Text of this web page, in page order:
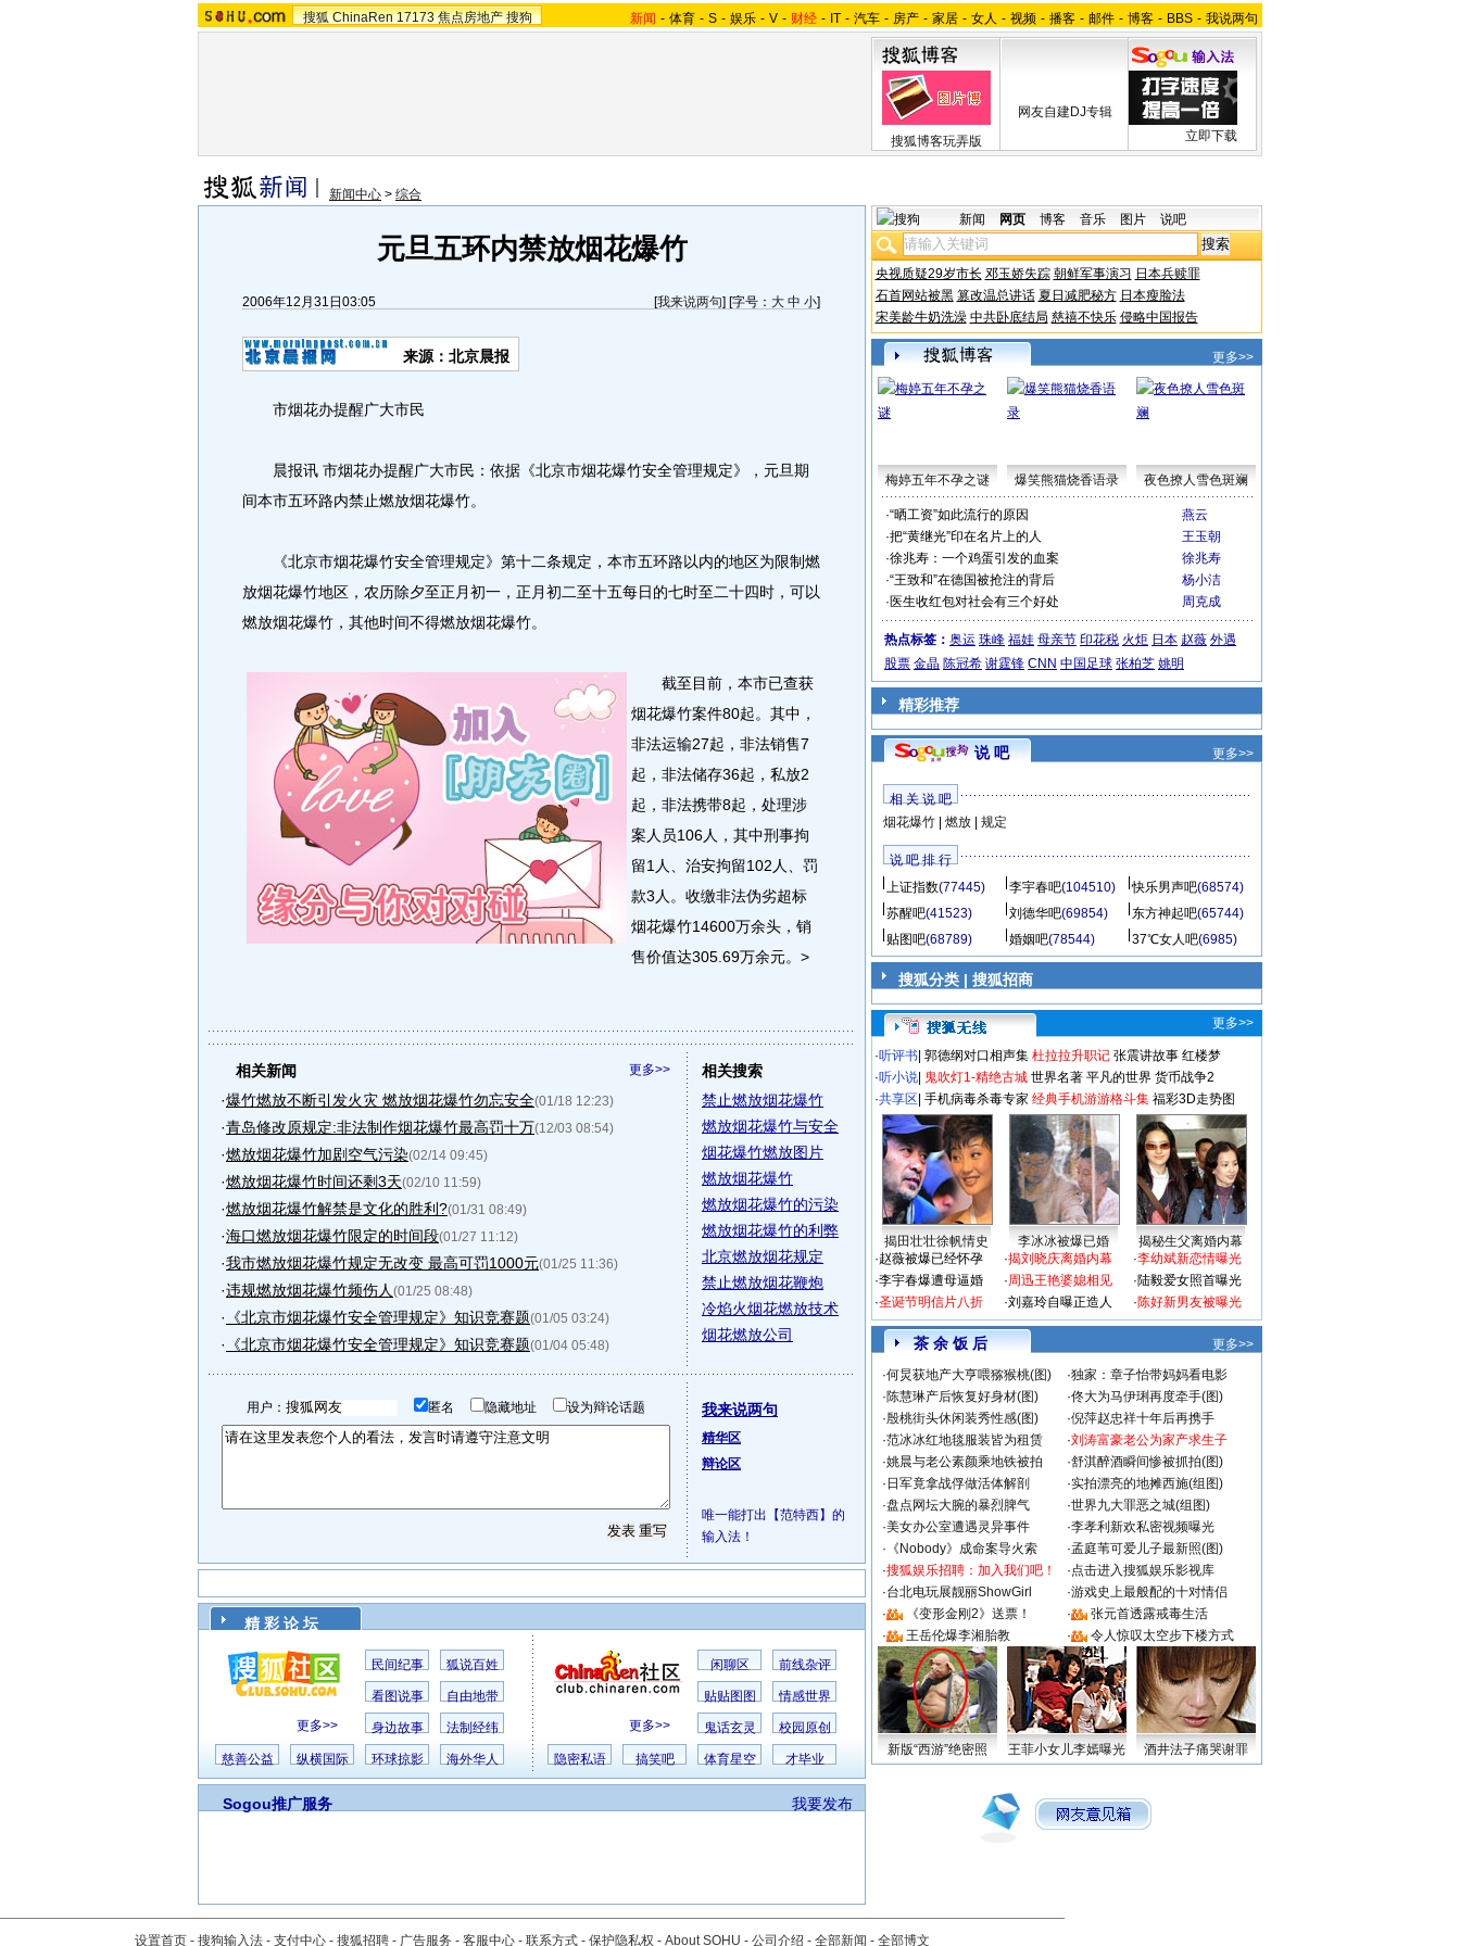
搜狐 ChinaRen 17173 焦点房地产 搜狗 新闻 - 体育 - S - 娱乐 - V - 财经 - IT - 汽车 - 房产 - 家居 - 女人 - 视频 - 播客 - 邮件 - 博客 - BBS - 我说两句
搜狐博客玩弄版
网友自建DJ专辑
立即下载
新闻中心 > 综合
元旦五环内禁放烟花爆竹
2006年12月31日03:05 [我来说两句] [字号： 大 中 小]
来源：北京晨报
市烟花办提醒广大市民
晨报讯 市烟花办提醒广大市民：依据《北京市烟花爆竹安全管理规定》，元旦期
间本市五环路内禁止燃放烟花爆竹。
《北京市烟花爆竹安全管理规定》第十二条规定，本市五环路以内的地区为限制燃
放烟花爆竹地区，农历除夕至正月初一，正月初二至十五每日的七时至二十四时，可以
燃放烟花爆竹，其他时间不得燃放烟花爆竹。
截至目前，本市已查获
烟花爆竹案件80起。其中，
非法运输27起，非法销售7
起，非法储存36起，私放2
起，非法携带8起，处理涉
案人员106人，其中刑事拘
留1人、治安拘留102人、罚
款3人。收缴非法伪劣超标
烟花爆竹14600万余头，销
售价值达305.69万余元。>
更多>>
相关新闻
·爆竹燃放不断引发火灾 燃放烟花爆竹勿忘安全(01/18 12:23)
·青岛修改原规定:非法制作烟花爆竹最高罚十万(12/03 08:54)
·燃放烟花爆竹加剧空气污染(02/14 09:45)
·燃放烟花爆竹时间还剩3天(02/10 11:59)
·燃放烟花爆竹解禁是文化的胜利?(01/31 08:49)
·海口燃放烟花爆竹限定的时间段(01/27 11:12)
·我市燃放烟花爆竹规定无改变 最高可罚1000元(01/25 11:36)
·违规燃放烟花爆竹频伤人 (01/25 08:48)
· 《北京市烟花爆竹安全管理规定》知识竞赛题(01/05 03:24)
· 《北京市烟花爆竹安全管理规定》知识竞赛题(01/04 05:48)
相关搜索
禁止燃放烟花爆竹
燃放烟花爆竹与安全
烟花爆竹燃放图片
燃放烟花爆竹
燃放烟花爆竹的污染
燃放烟花爆竹的利弊
北京燃放烟花规定
禁止燃放烟花鞭炮
冷焰火烟花燃放技术
烟花燃放公司
用户： 匿名 隐藏地址 设为辩论话题 我来说两句
精华区
辩论区
唯一能打出【范特西】的
输入法！
精 彩 论 坛
更多>>
民间纪事 狐说百姓
看图说事 自由地带
身边故事 法制经纬
慈善公益 纵横国际 环球掠影 海外华人
更多>>
闲聊区 前线杂评
贴贴图图 情感世界
鬼话玄灵 校园原创
隐密私语 搞笑吧 体育星空 才毕业
我要发布
Sogou推广服务
新闻 网页 博客 音乐 图片 说吧
央视质疑29岁市长 邓玉娇失踪 朝鲜军事演习 日本兵赎罪
石首网站被黑 篡改温总讲话 夏日减肥秘方 日本瘦脸法
宋美龄牛奶洗澡 中共卧底结局 慈禧不快乐 侵略中国报告
更多>>
梅婷五年不孕之谜 爆笑熊猫烧香语录 夜色撩人雪色斑斓
·“晒工资”如此流行的原因
燕云
·把“黄继光”印在名片上的人
王玉朝
·徐兆寿：一个鸡蛋引发的血案
徐兆寿
·“王致和”在德国被抢注的背后
杨小洁
· 医生收红包对社会有三个好处 周克成
热点标签： 奥运 珠峰 福娃 母亲节 印花税 火炬 日本 赵薇 外遇
股票 金晶 陈冠希 谢霆锋 CNN 中国足球 张柏芝 姚明
精彩推荐
说 吧 更多>>
相 关 说 吧
烟花爆竹| 燃放| 规定
说 吧 排 行
上证指数(77445) 李宇春吧(104510) 快乐男声吧(68574)
苏醒吧(41523) 刘德华吧(69854) 东方神起吧(65744)
贴图吧(68789) 婚姻吧(78544) 37℃女人吧(6985)
搜狐分类 | 搜狐招商
更多>>
·听评书 郭德纲对口相声集 杜拉拉升职记 张震讲故事 红楼梦
·听小说 鬼吹灯1-精绝古城 世界名著 平凡的世界 货币战争2
·共享区 手机病毒杀毒专家 经典手机游游格斗集 福彩3D走势图
揭田壮壮徐帆情史 李冰冰被爆已婚
揭秘生父离婚内幕
·赵薇被爆已经怀孕
·李宇春爆遭母逼婚
·圣诞节明信片八折
·揭刘晓庆离婚内幕
·周迅王艳婆媳相见
·刘嘉玲自曝正造人
·李幼斌新恋情曝光
·陆毅爱女照首曝光
·陈好新男友被曝光
茶 余 饭 后
更多>>
·何炅获地产大亨喂猕猴桃(图) ·独家：章子怡带妈妈看电影
·陈慧琳产后恢复好身材(图) ·佟大为马伊琍再度牵手(图)
·殷桃街头休闲装秀性感(图) ·倪萍赵忠祥十年后再携手
·范冰冰红地毯服装皆为租赁 ·刘涛富豪老公为家产求生子
·姚晨与老公素颜乘地铁被拍 ·舒淇醉酒瞬间惨被抓拍(图)
· 日军竟拿战俘做活体解剖 ·实拍漂亮的地摊西施(组图)
·盘点网坛大腕的暴烈脾气 ·世界九大罪恶之城(组图)
·美女办公室遭遇灵异事件 ·李孝利新欢私密视频曝光
· 《Nobody》成命案导火索 ·孟庭苇可爱儿子最新照(图)
·搜狐娱乐招聘：加入我们吧！ ·点击进入搜狐娱乐影视库
·台北电玩展靓丽ShowGirl ·游戏史上最般配的十对情侣
·
《变形金刚2》送票！ ·
张元首透露戒毒生活
·
王岳伦爆李湘胎教 · 令人惊叹太空步下楼方式
新版“西游”绝密照 王菲小女儿李嫣曝光 酒井法子痛哭谢罪
设置首页 - 搜狗输入法 - 支付中心 - 搜狐招聘 - 广告服务 - 客服中心 - 联系方式 - 保护隐私权 - About SOHU - 公司介绍 - 全部新闻 - 全部博文